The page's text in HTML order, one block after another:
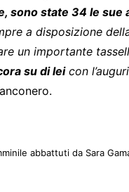
sono state 34 le sue
a disposizione
un importante
su di leicon
abbattuti da Sara